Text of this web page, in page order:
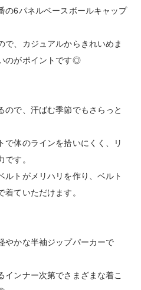
の6パネルベースボールキャップ
で、カジュアルからきれいめま
のがポイントです◎
ので、汗ばむ季節でもさらっと
で体のラインを拾いにくく、リ
す。
ルトがメリハリを作り、ベルト
ていただけます。
やかな半袖ジップパーカーで
インナー次第でさまざまな着こ